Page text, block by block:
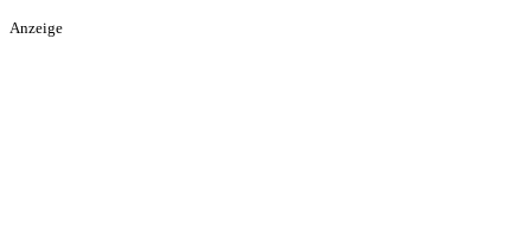
Anzeige